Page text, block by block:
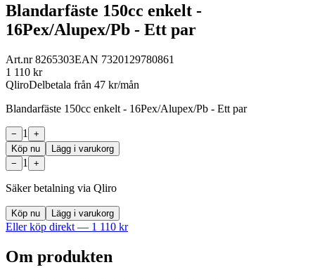
Blandarfäste 150cc enkelt -
16Pex/Alupex/Pb - Ett par
Art.nr8265303EAN 7320129780861
1 110 kr
QliroDelbetala från 47 kr/mån
Blandarfäste 150cc enkelt - 16Pex/Alupex/Pb - Ett par
− 1
+
Köp nu
Lägg i varukorg
−
1 +
Säker betalning via Qliro
Köp nu Lägg i varukorg
Eller köp direkt — 1 110 kr
Om produkten